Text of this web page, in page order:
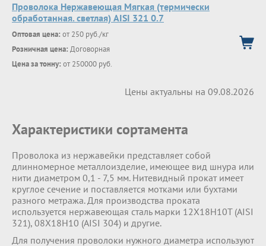
Проволока Нержавеющая Мягкая (термически
обработанная. светлая) AISI 321 0.7
Оптовая цена: от 250 руб./кг
Розничная цена: Договорная
Цена за тонну: от 250000 руб.
Цены актуальны на 09.08.2026
Характеристики сортамента
Проволока из нержавейки представляет собой
длинномерное металлоизделие, имеющее вид шнура или
нити диаметром 0,1 - 7,5 мм. Нитевидный прокат имеет
круглое сечение и поставляется мотками или бухтами
разного метража. Для производства проката
используется нержавеющая сталь марки 12Х18Н10Т (AISI
321), 08Х18Н10 (AISI 304) и другие.
Для получения проволоки нужного диаметра используют